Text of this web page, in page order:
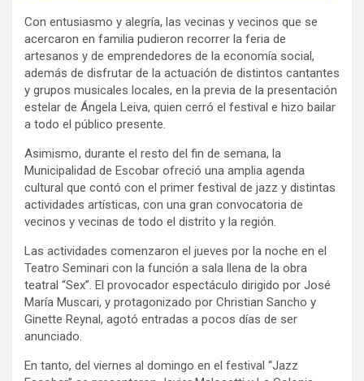
Con entusiasmo y alegría, las vecinas y vecinos que se
acercaron en familia pudieron recorrer la feria de
artesanos y de emprendedores de la economía social,
además de disfrutar de la actuación de distintos cantantes
y grupos musicales locales, en la previa de la presentación
estelar de Ángela Leiva, quien cerró el festival e hizo bailar
a todo el público presente.
Asimismo, durante el resto del fin de semana, la
Municipalidad de Escobar ofreció una amplia agenda
cultural que contó con el primer festival de jazz y distintas
actividades artísticas, con una gran convocatoria de
vecinos y vecinas de todo el distrito y la región.
Las actividades comenzaron el jueves por la noche en el
Teatro Seminari con la función a sala llena de la obra
teatral “Sex”. El provocador espectáculo dirigido por José
María Muscari, y protagonizado por Christian Sancho y
Ginette Reynal, agotó entradas a pocos días de ser
anunciado.
En tanto, del viernes al domingo en el festival “Jazz